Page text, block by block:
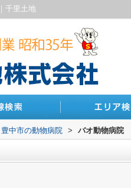
千里土地
豊中市の動物病院 > バオ動物病院